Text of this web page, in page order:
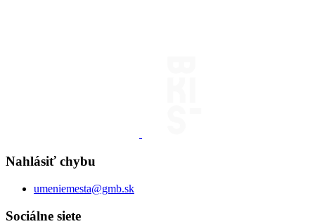
Nahlásiť chybu
umeniemesta@gmb.sk
Sociálne siete